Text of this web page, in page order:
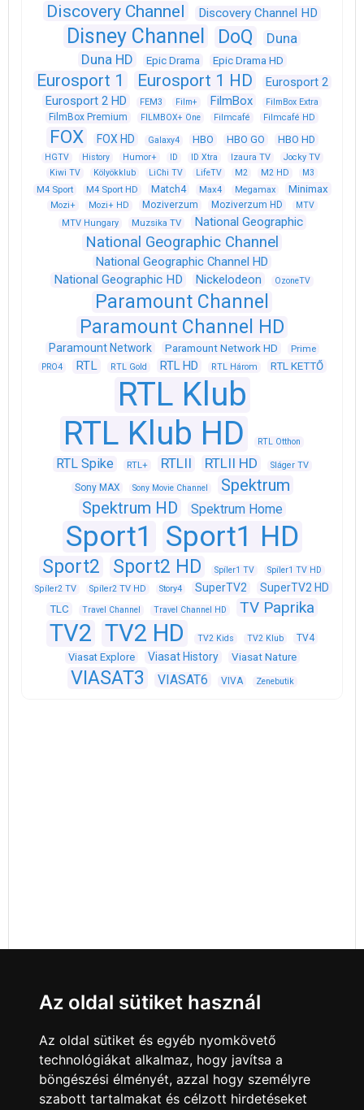
Discovery Channel Discovery Channel HD
Disney Channel DoQ
Duna
Duna HD
Epic Drama Epic Drama HD
Eurosport 1 Eurosport 1 HD
Eurosport 2
Eurosport 2 HD
FEM3 Film+ FilmBox FilmBox Extra
FilmBox Premium FILMBOX+ One Filmcafé Filmcafé HD
FOX FOX HD Galaxy4 HBO HBO GO HBO HD
HGTV History Humor+ ID ID Xtra Izaura TV
Jocky TV
Kiwi TV
Kölyökklub LiChi TV LifeTV M2 M2 HD M3
M4 Sport M4 Sport HD Match4 Max4 Megamax Minimax
Mozi+ Mozi+ HD Moziverzum Moziverzum HD
MTV
MTV Hungary
Muzsika TV National Geographic
National Geographic Channel
National Geographic Channel HD
National Geographic HD
Nickelodeon OzoneTV
Paramount Channel
Paramount Channel HD
Paramount Network Paramount Network HD Prime
PRO4 RTL RTL Gold RTL HD RTL Három RTL KETTŐ
RTL Klub
RTL Klub HD
RTL Otthon
RTL Spike RTL+ RTLII RTLII HD Sláger TV
Sony MAX Sony Movie Channel
Spektrum
Spektrum HD
Spektrum Home
Sport1 Sport1 HD
Sport2 Sport2 HD Spíler1 TV
Spíler1 TV HD
Spíler2 TV
Spíler2 TV HD Story4 SuperTV2 SuperTV2 HD
TLC Travel Channel Travel Channel HD TV Paprika
TV2 TV2 HD TV2 Kids TV2 Klub TV4
Viasat Explore Viasat History Viasat Nature
VIASAT3 VIASAT6 VIVA Zenebutik
Az oldal sütiket használ
Az oldal sütiket és egyéb nyomkövető
technológiákat alkalmaz, hogy javítsa a
böngészési élményét, azzal hogy személyre
szabott tartalmakat és célzott hirdetéseket